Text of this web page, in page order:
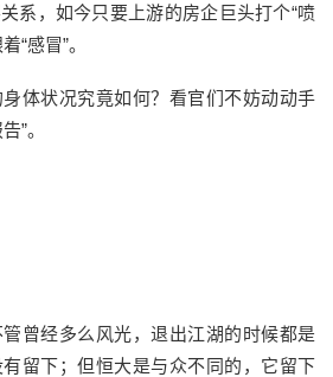
系，如今只要上游的房企巨头打个“喷
“感冒”。
体状况究竟如何？看官们不妨动动手
”。
曾经多么风光，退出江湖的时候都是
留下；但恒大是与众不同的，它留下